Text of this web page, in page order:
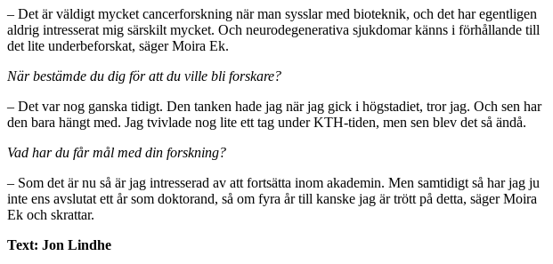
– Det är väldigt mycket cancerforskning när man sysslar med bioteknik, och det har egentligen
aldrig intresserat mig särskilt mycket. Och neurodegenerativa sjukdomar känns i förhållande till
det lite underbeforskat, säger Moira Ek.
När bestämde du dig för att du ville bli forskare?
– Det var nog ganska tidigt. Den tanken hade jag när jag gick i högstadiet, tror jag. Och sen har
den bara hängt med. Jag tvivlade nog lite ett tag under KTH-tiden, men sen blev det så ändå.
Vad har du får mål med din forskning?
– Som det är nu så är jag intresserad av att fortsätta inom akademin. Men samtidigt så har jag ju
inte ens avslutat ett år som doktorand, så om fyra år till kanske jag är trött på detta, säger Moira
Ek och skrattar.
Text: Jon Lindhe